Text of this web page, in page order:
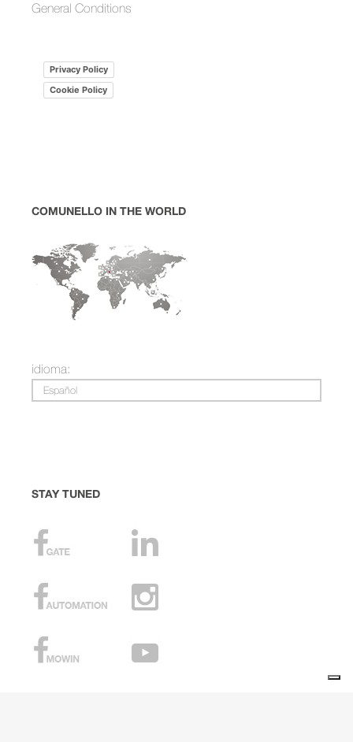
General Conditions
Privacy Policy
Cookie Policy
COMUNELLO IN THE WORLD
idioma:
Español
STAY TUNED